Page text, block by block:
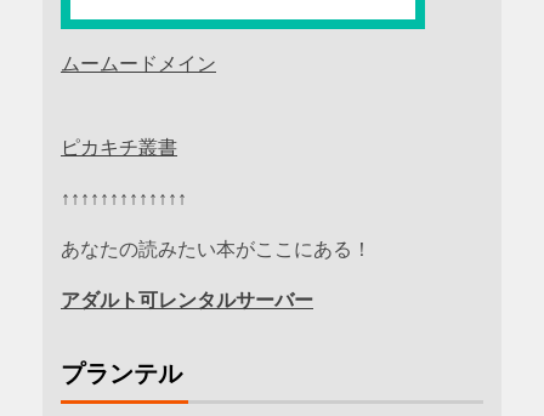
ムームードメイン
ピカキチ叢書
↑↑↑↑↑↑↑↑↑↑↑↑↑
あなたの読みたい本がここにある！
アダルト可レンタルサーバー
プランテル